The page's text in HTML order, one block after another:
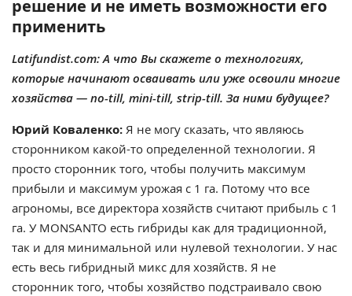
решение и не иметь возможности его
применить
Latifundist.com: А что Вы скажете о технологиях,
которые начинают осваивать или уже освоили многие
хозяйства — no-till, mini-till, strip-till. За ними будущее?
Юрий Коваленко: Я не могу сказать, что являюсь
сторонником какой-то определенной технологии. Я
просто сторонник того, чтобы получить максимум
прибыли и максимум урожая с 1 га. Потому что все
агрономы, все директора хозяйств считают прибыль с 1
га. У MONSANTO есть гибриды как для традиционной,
так и для минимальной или нулевой технологии. У нас
есть весь гибридный микс для хозяйств. Я не
сторонник того, чтобы хозяйство подстраивало свою